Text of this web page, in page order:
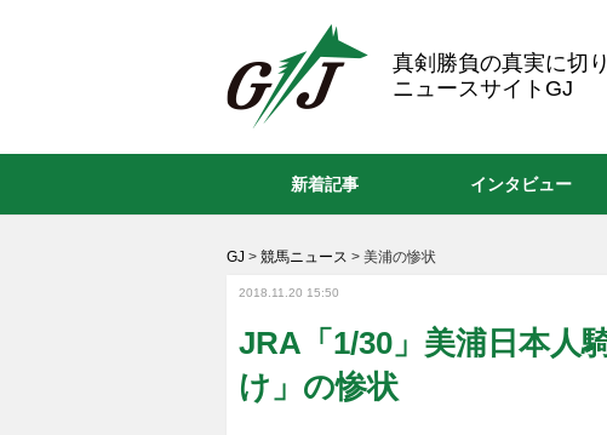
真剣勝負の真実に切
ニュースサイトGJ
GJ > 競馬ニュース > 美浦の惨状
2018.11.20 15:50
JRA「1/30」美浦日本人
け」の惨状
新着記事 インタビュー